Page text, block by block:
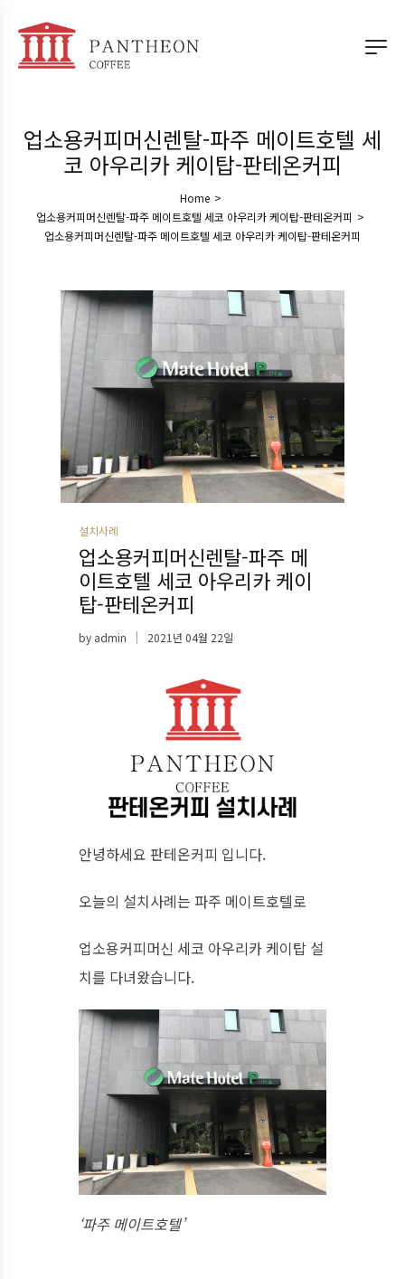
업소용커피머신렌탈-파주 메이트호텔 세
코 아우리카 케이탑-판테온커피
Home >
업소용커피머신렌탈-파주 메이트호텔 세코 아우리카 케이탑-판테온커피 >
업소용커피머신렌탈-파주 메이트호텔 세코 아우리카 케이탑-판테온커피
설치사례
업소용커피머신렌탈-파주 메
이트호텔 세코 아우리카 케이
탑-판테온커피
by admin 2021년 04월 22일
안녕하세요 판테온커피 입니다.
오늘의 설치사례는 파주 메이트호텔로
업소용커피머신 세코 아우리카 케이탑 설
치를 다녀왔습니다.
‘파주 메이트호텔’